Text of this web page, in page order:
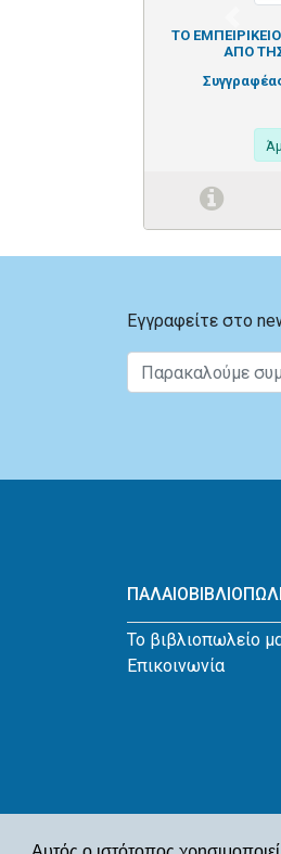
ΤΟ
ΑΠΟ
Εγγραφείτε στο
Το βιβλιοπωλείο
Επικοινωνία